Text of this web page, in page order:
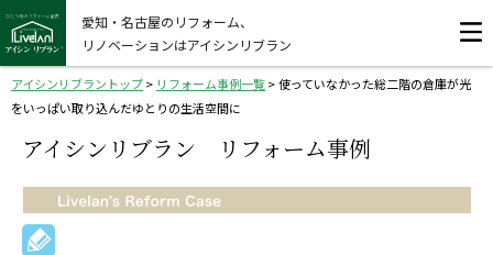
愛知・名古屋のリフォーム、
リノベーションはアイシンリブラン
アイシンリブラントップ> リフォーム事例一覧>使っていなかった総二階の倉庫が光
をいっぱい取り込んだゆとりの生活空間に
アイシンリブラン リフォーム事例